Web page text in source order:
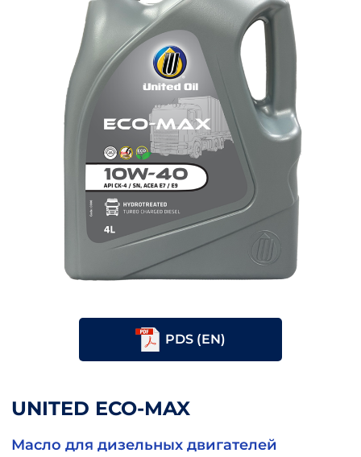
PDS (EN)
UNITED ECO-MAX
Масло для дизельных двигателей